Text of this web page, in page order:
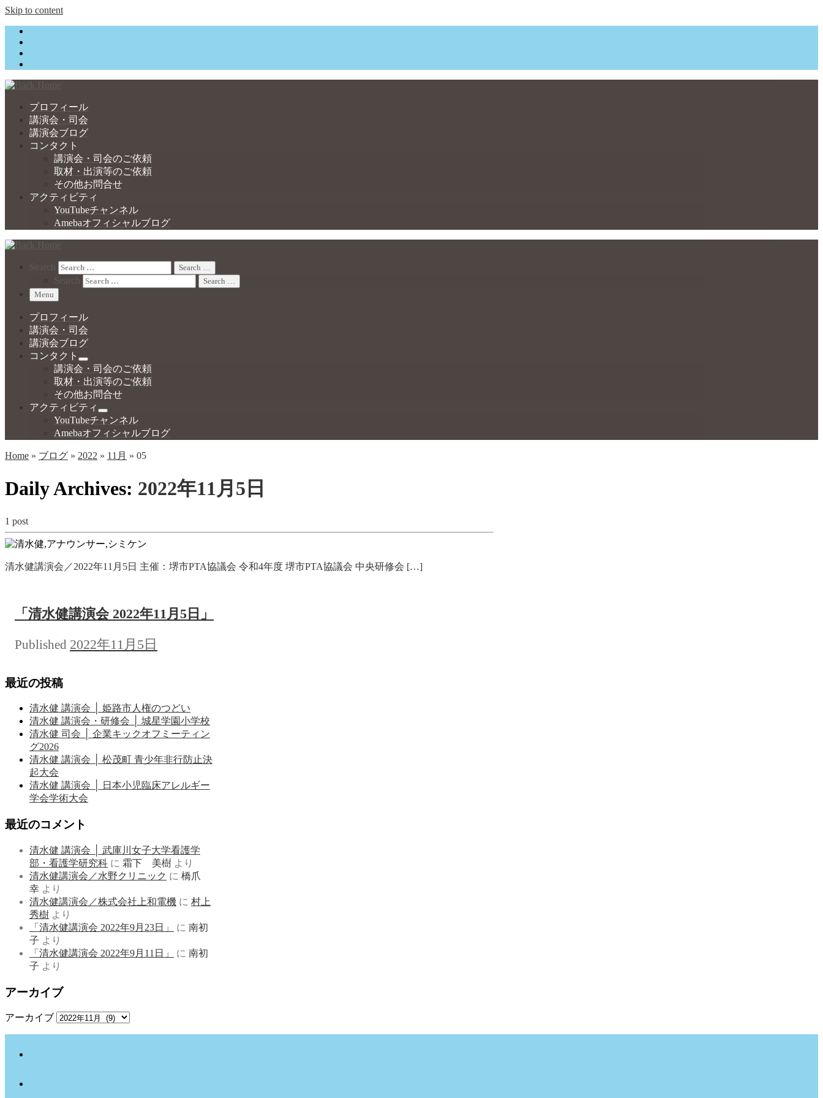
Skip to content
プロフィール
講演会・司会
講演会ブログ
コンタクト
講演会・司会のご依頼
取材・出演等のご依頼
その他お問合せ
アクティビティ
YouTubeチャンネル
Amebaオフィシャルブログ
Search Search …
Search
Search …
Menu
プロフィール
講演会・司会
講演会ブログ
コンタクト
講演会・司会のご依頼
取材・出演等のご依頼
その他お問合せ
アクティビティ
YouTubeチャンネル
Amebaオフィシャルブログ
Home » ブログ » 2022 » 11月 » 05
Daily Archives: 2022年11月5日
1 post
清水健講演会／2022年11月5日 主催：堺市PTA協議会 令和4年度 堺市PTA協議会 中央研修会 […]
「清水健講演会 2022年11月5日」
Published 2022年11月5日
最近の投稿
清水健 講演会 │ 姫路市人権のつどい
清水健 講演会・研修会 │ 城星学園小学校
清水健 司会 │ 企業キックオフミーティン
グ2026
清水健 講演会 │ 松茂町 青少年非行防止決
起大会
清水健 講演会 │ 日本小児臨床アレルギー
学会学術大会
最近のコメント
清水健 講演会 │ 武庫川女子大学看護学
部・看護学研究科 に 霜下 美樹 より
清水健講演会／水野クリニック に 橋爪
幸 より
清水健講演会／株式会社上和電機 に 村上
秀樹 より
「清水健講演会 2022年9月23日」
に 南初
子 より
「清水健講演会 2022年9月11日」
に 南初
子 より
アーカイブ
アーカイブ